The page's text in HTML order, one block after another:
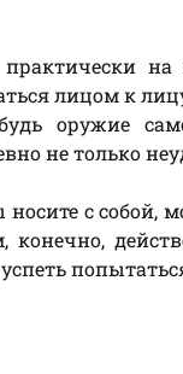
практически
лицом к
оружие
не только
с собой,